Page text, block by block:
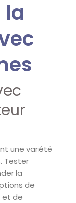
la
une variété
Tester
la
de
et de